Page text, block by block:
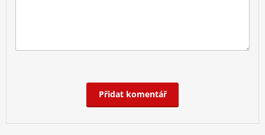
Přidat komentář